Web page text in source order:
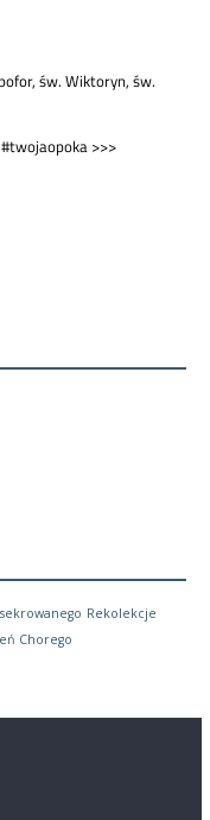
Rekolekcje
Chorego